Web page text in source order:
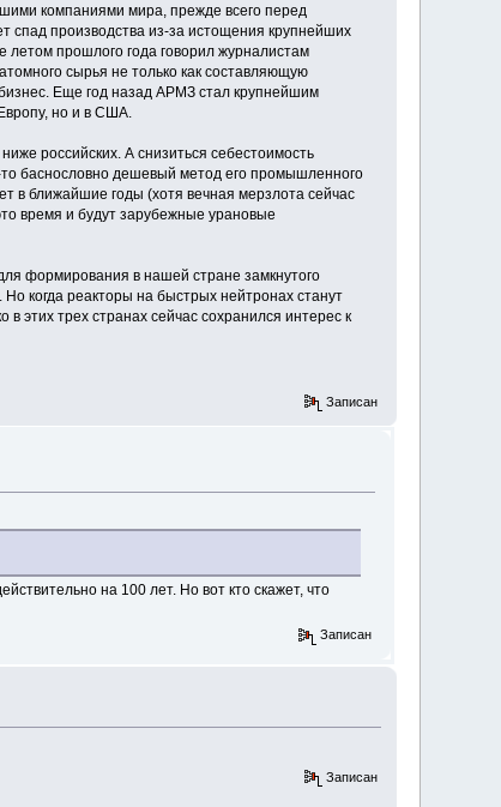
компаниями мира, прежде всего перед
спад производства из-за истощения крупнейших
летом прошлого года говорил журналистам
сырья не только как составляющую
Еще год назад АРМЗ стал крупнейшим
но и в США.
российских. А снизиться себестоимость
баснословно дешевый метод его промышленного
в ближайшие годы (хотя вечная мерзлота сейчас
время и будут зарубежные урановые
формирования в нашей стране замкнутого
когда реакторы на быстрых нейтронах станут
этих трех странах сейчас сохранился интерес к
Записан
на 100 лет. Но вот кто скажет, что
Записан
Записан